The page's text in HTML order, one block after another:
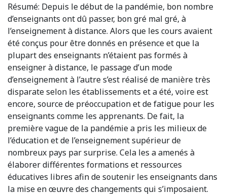
Résumé: Depuis le début de la pandémie, bon nombre
d’enseignants ont dû passer, bon gré mal gré, à
l’enseignement à distance. Alors que les cours avaient
été conçus pour être donnés en présence et que la
plupart des enseignants n’étaient pas formés à
enseigner à distance, le passage d’un mode
d’enseignement à l’autre s’est réalisé de manière très
disparate selon les établissements et a été, voire est
encore, source de préoccupation et de fatigue pour les
enseignants comme les apprenants. De fait, la
première vague de la pandémie a pris les milieux de
l’éducation et de l’enseignement supérieur de
nombreux pays par surprise. Cela les a amenés à
élaborer différentes formations et ressources
éducatives libres afin de soutenir les enseignants dans
la mise en œuvre des changements qui s’imposaient.